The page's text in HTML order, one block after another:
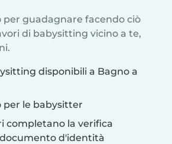
per guadagnare facendo ciò
di babysitting vicino a te,
disponibili a Bagno a
per le babysitter
completano la verifica
d'identità